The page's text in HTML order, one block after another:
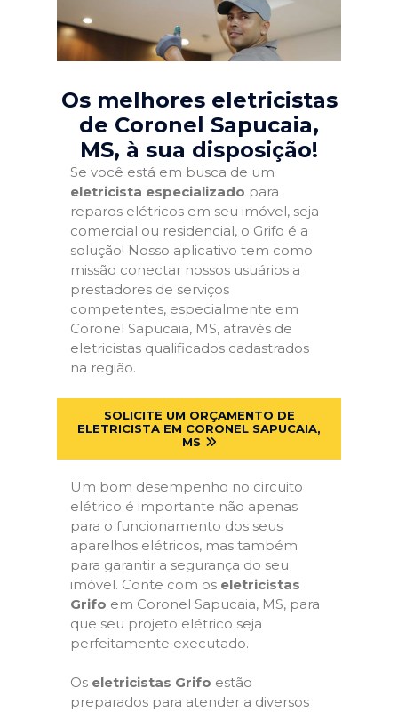
Os melhores eletricistas
de Coronel Sapucaia,
MS, à sua disposição!
Se você está em busca de um
eletricista especializado para
reparos elétricos em seu imóvel, seja
comercial ou residencial, o Grifo é a
solução! Nosso aplicativo tem como
missão conectar nossos usuários a
prestadores de serviços
competentes, especialmente em
Coronel Sapucaia, MS, através de
eletricistas qualificados cadastrados
na região.
SOLICITE UM ORÇAMENTO DE
ELETRICISTA EM CORONEL SAPUCAIA,
MS
Um bom desempenho no circuito
elétrico é importante não apenas
para o funcionamento dos seus
aparelhos elétricos, mas também
para garantir a segurança do seu
imóvel. Conte com os eletricistas
Grifo em Coronel Sapucaia, MS, para
que seu projeto elétrico seja
perfeitamente executado.
Os eletricistas Grifo estão
preparados para atender a diversos